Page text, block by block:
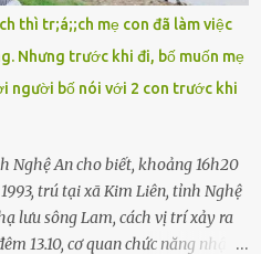
Tôi quăng xe vào vệ đường,
đeo ba lô và chạy . Chạy miết.
thì tr;á;;ch mẹ con đã làm việc
Nhưng trước khi đi, bố muốn mẹ
người bố nói với 2 con trước khi
Nghệ An cho biết, khoảng 16h20
trú tại xã Kim Liên, tỉnh Nghệ
lưu sông Lam, cách vị trí xảy ra
13.10, cơ quan chức năng nhận